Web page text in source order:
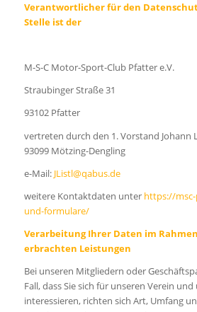
Verantwortlicher für den
Stelle ist der
M-S-C Motor-Sport-Club Pfatter e.V.
Straubinger Straße 31
93102 Pfatter
vertreten durch den 1. Vorstand Johann
93099 Mötzing-Dengling
e-Mail: JListl@qabus.de
weitere Kontaktdaten unter https://
und-formulare/
Verarbeitung Ihrer Daten im
erbrachten Leistungen
Bei unseren Mitgliedern oder
Fall, dass Sie sich für unseren Verein
interessieren, richten sich Art, Umfang